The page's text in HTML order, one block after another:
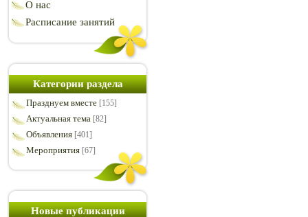
О нас
Расписание занятий
Категории раздела
Празднуем вместе [155]
Актуальная тема [82]
Объявления [401]
Мероприятия [67]
Новые публикации